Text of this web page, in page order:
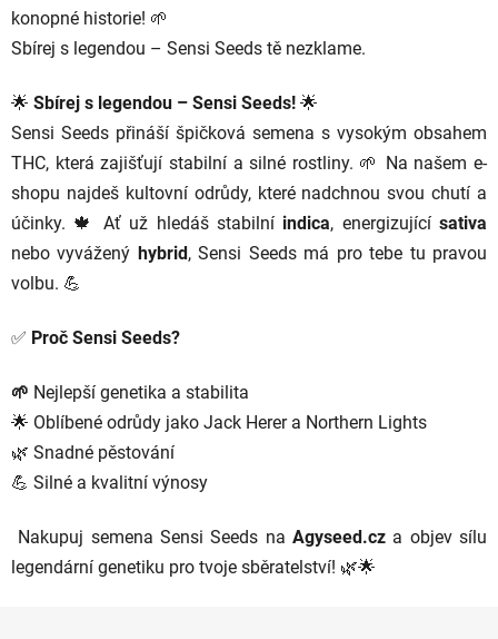
konopné historie! 🌱
Sbírej s legendou – Sensi Seeds tě nezklame.
🌟 Sbírej s legendou – Sensi Seeds! 🌟
Sensi Seeds přináší špičková semena s vysokým obsahem
THC, která zajišťují stabilní a silné rostliny. 🌱 Na našem e-
shopu najdeš kultovní odrůdy, které nadchnou svou chutí a
účinky. 🍁 Ať už hledáš stabilní indica, energizujícísativa
nebo vyvážený hybrid, Sensi Seeds má pro tebe tu pravou
volbu. 💪
✅ Proč Sensi Seeds?
🌱 Nejlepší genetika a stabilita
🌟 Oblíbené odrůdy jako Jack Herer a Northern Lights
🌿 Snadné pěstování
💪 Silné a kvalitní výnosy
Nakupuj semena Sensi Seeds na Agyseed.cz a objev sílu
legendární genetiku pro tvoje sběratelství! 🌿🌟